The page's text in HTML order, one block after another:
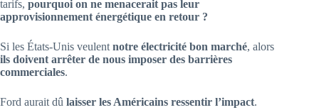
tarifs, pourquoi on ne menacerait pas leur
approvisionnement énergétique en retour ?
Si les États-Unis veulent notre électricité bon marché, alors
ils doivent arrêter de nous imposer des barrières
commerciales.
Ford aurait dû laisser les Américains ressentir l’impact.